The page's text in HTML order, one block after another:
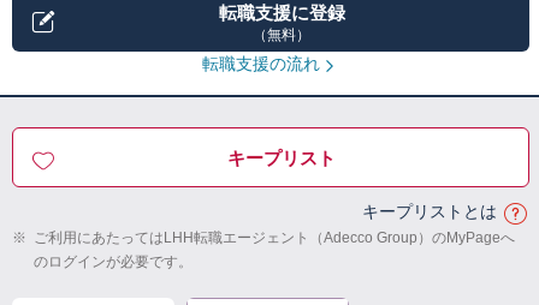
転職支援に登録
（無料）
転職支援の流れ
キープリスト
キープリストとは
※ ご利用にあたってはLHH転職エージェント（Adecco Group）のMyPageへ
のログインが必要です。